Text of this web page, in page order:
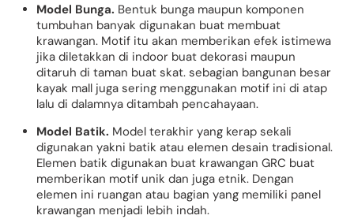
Model Bunga. Bentuk bunga maupun komponen
tumbuhan banyak digunakan buat membuat
krawangan. Motif itu akan memberikan efek istimewa
jika diletakkan di indoor buat dekorasi maupun
ditaruh di taman buat skat. sebagian bangunan besar
kayak mall juga sering menggunakan motif ini di atap
lalu di dalamnya ditambah pencahayaan.
Model Batik. Model terakhir yang kerap sekali
digunakan yakni batik atau elemen desain tradisional.
Elemen batik digunakan buat krawangan GRC buat
memberikan motif unik dan juga etnik. Dengan
elemen ini ruangan atau bagian yang memiliki panel
krawangan menjadi lebih indah.